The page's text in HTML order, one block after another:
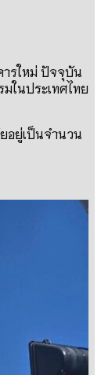
ารใหม่ ปัจจุบัน
ในประเทศไทย
อยู่เป็นจำนวน